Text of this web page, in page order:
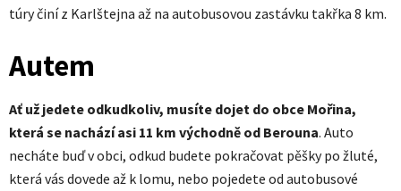
túry činí z Karlštejna až na autobusovou zastávku takřka 8 km.
Autem
Ať už jedete odkudkoliv, musíte dojet do obce Mořina,
která se nachází asi 11 km východně od Berouna. Auto
necháte buď v obci, odkud budete pokračovat pěšky po žluté,
která vás dovede až k lomu, nebo pojedete od autobusové